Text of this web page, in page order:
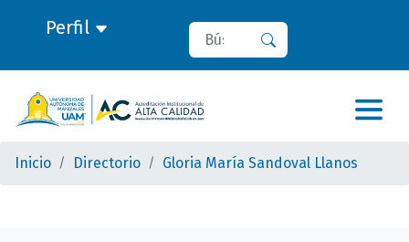
Perfil Buscar
Inicio Directorio Gloria María Sandoval Llanos